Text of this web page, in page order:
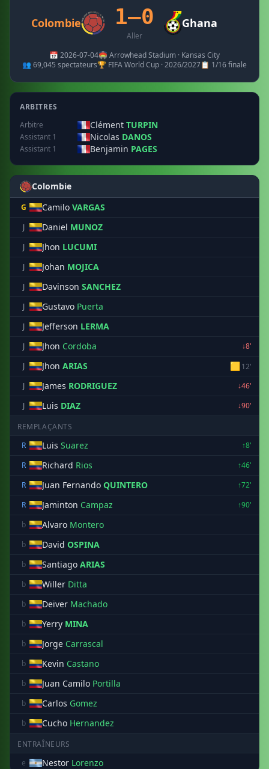
Colombie 1–0
Aller
Ghana
📅 2026-07-04🏟️ Arrowhead Stadium · Kansas City
👥 69,045 spectateurs🏆 FIFA World Cup · 2026/2027📋 1/16 finale
ARBITRES
Arbitre
Clément TURPIN
Assistant 1 Nicolas DANOS
Assistant 1 Benjamin PAGES
Colombie
G Camilo VARGAS
J Daniel MUNOZ
J Jhon LUCUMI
J Johan MOJICA
J Davinson SANCHEZ
J Gustavo Puerta
J Jefferson LERMA
J Jhon Cordoba
↓8'
J
Jhon ARIAS 🟨12'
J
James RODRIGUEZ
↓46'
J
Luis DIAZ ↓90'
REMPLAÇANTS
R
Luis Suarez
↑8'
R
Richard Rios
↑46'
R
Juan Fernando QUINTERO
↑72'
R
Jaminton Campaz
↑90'
b
Alvaro Montero
b David OSPINA
b Santiago ARIAS
b Willer Ditta
b Deiver Machado
b Yerry MINA
b Jorge Carrascal
b Kevin Castano
b Juan Camilo Portilla
b Carlos Gomez
b Cucho Hernandez
ENTRAÎNEURS
e
Nestor Lorenzo